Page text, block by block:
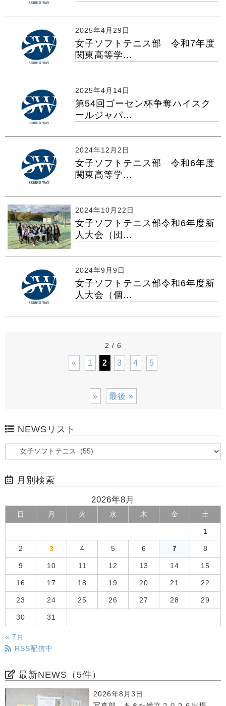
2025年4月29日
女子ソフトテニス部 令和7年度
関東高等学...
2025年4月14日
第54回ゴーセン杯争奪ハイスク
ールジャパ...
2024年12月2日
女子ソフトテニス部 令和6年度
関東高等学...
2024年10月22日
女子ソフトテニス部令和6年度新
人大会（団...
2024年9月9日
女子ソフトテニス部令和6年度新
人大会（個...
2 / 6
« 1 2 3 4 5
» 最後 »
NEWSリスト
月別検索
2026年8月
日 月 火 水 木 金 土
1
2 3 4 5 6 7 8
9 10 11 12 13 14 15
16 17 18 19 20 21 22
23 24 25 26 27 28 29
30 31
« 7月
RSS配信中
最新NEWS（5件）
2026年8月3日